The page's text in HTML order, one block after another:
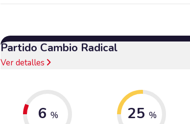
Partido Cambio Radical
Ver detalles
6 % 25 %